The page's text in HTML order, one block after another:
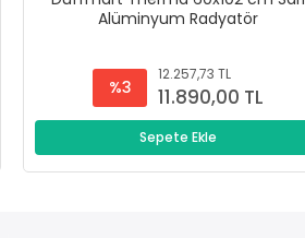
Alüminyum Radyatör
%3
12.257,73 TL
11.890,00 TL
Sepete Ekle